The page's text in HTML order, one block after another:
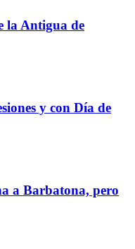
la Antigua de
y con Día de
a Barbatona, pero